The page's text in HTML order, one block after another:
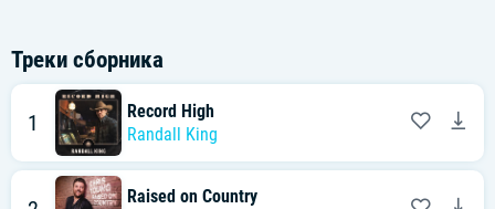
Треки сборника
1
Record High
Randall King
Raised on Country